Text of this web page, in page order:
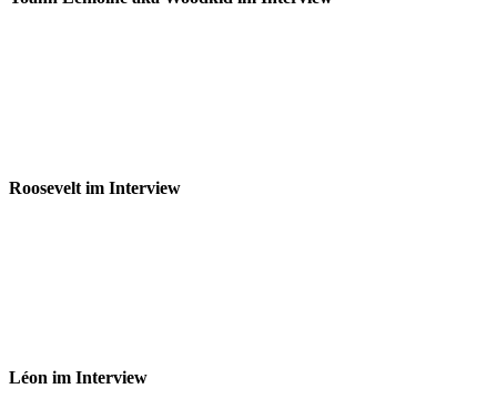
Roosevelt im Interview
Léon im Interview